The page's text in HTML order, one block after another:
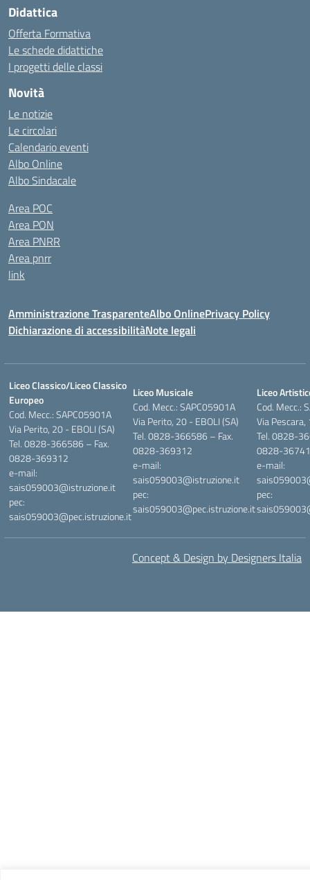
Didattica
Offerta Formativa
Le schede didattiche
I progetti delle classi
Novità
Le notizie
Le circolari
Calendario eventi
Albo Online
Albo Sindacale
Area POC
Area PON
Area PNRR
Area pnrr
link
Amministrazione TrasparenteAlbo OnlinePrivacy Policy
Dichiarazione di accessibilitàNote legali
Liceo Classico/Liceo Classico
Europeo
Cod. Mecc.: SAPC05901A
Via Perito, 20 - EBOLI (SA)
Tel. 0828-366586 – Fax.
0828-369312
e-mail:
sais059003@istruzione.it
pec:
sais059003@pec.istruzione.it
Liceo Musicale
Cod. Mecc.: SAPC05901A
Via Perito, 20 - EBOLI (SA)
Tel. 0828-366586 – Fax.
0828-369312
e-mail:
sais059003@istruzione.it
pec:
sais059003@pec.istruzione.it
Liceo
Cod. Mecc.:
Via
Tel. 0828-
0828-
e-mail:
pec:
Concept & Design by Designers Italia